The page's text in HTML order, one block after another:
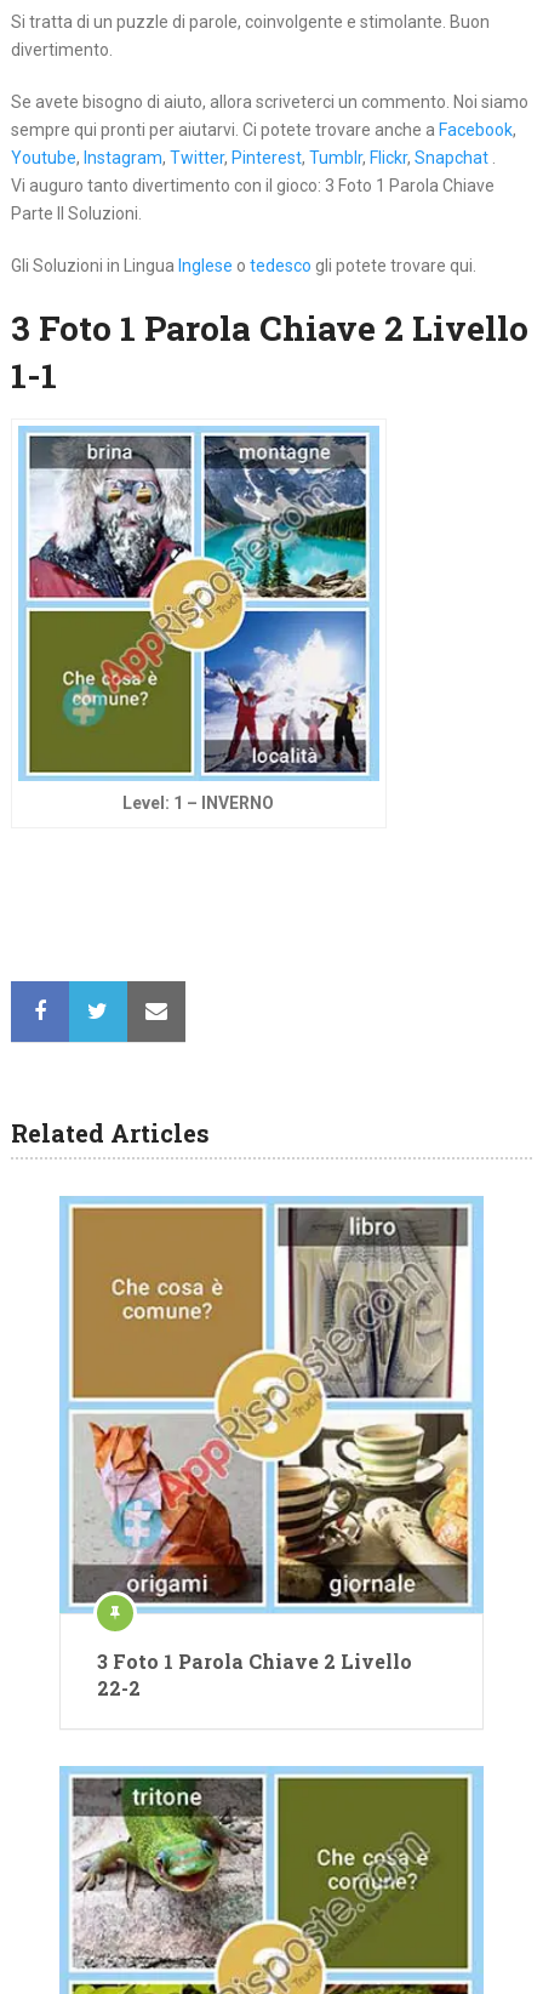
Si tratta di un puzzle di parole, coinvolgente e stimolante. Buon
divertimento.
Se avete bisogno di aiuto, allora scriveterci un commento. Noi siamo
sempre qui pronti per aiutarvi. Ci potete trovare anche a Facebook,
Youtube, Instagram, Twitter, Pinterest, Tumblr, Flickr, Snapchat.
Vi auguro tanto divertimento con il gioco: 3 Foto 1 Parola Chiave
Parte II Soluzioni.
Gli Soluzioni in Lingua Inglese o tedesco gli potete trovare qui.
3 Foto 1 Parola Chiave 2 Livello
1-1
Level: 1 – INVERNO
Related Articles
3 Foto 1 Parola Chiave 2 Livello
22-2